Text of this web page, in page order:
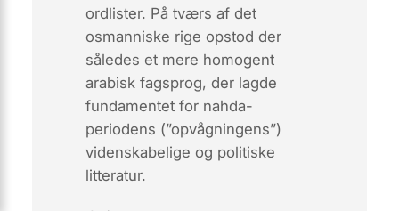
ordlister. På tværs af det
osmanniske rige opstod der
således et mere homogent
arabisk fagsprog, der lagde
fundamentet for nahda-
periodens (”opvågningens”)
videnskabelige og politiske
litteratur.